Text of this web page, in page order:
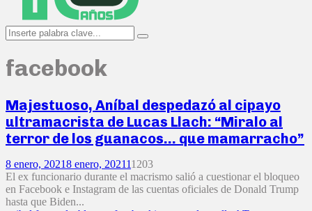
Search
for:
Search
facebook
Majestuoso, Aníbal despedazó al cipayo
ultramacrista de Lucas Llach: “Miralo al
terror de los guanacos… que mamarracho”
8 enero, 20218 enero, 202111203
El ex funcionario durante el macrismo salió a cuestionar el bloqueo
en Facebook e Instagram de las cuentas oficiales de Donald Trump
hasta que Biden...